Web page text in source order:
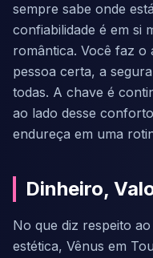
sempre sabe onde
confiabilidade é em si
romântica. Você faz
pessoa certa, a
todas. A chave é
ao lado desse
endureça em uma
Dinheiro,
No que diz respeito
estética, Vênus em